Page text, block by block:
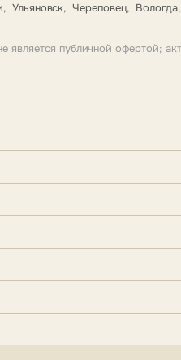
Череповец,
публичной офертой;